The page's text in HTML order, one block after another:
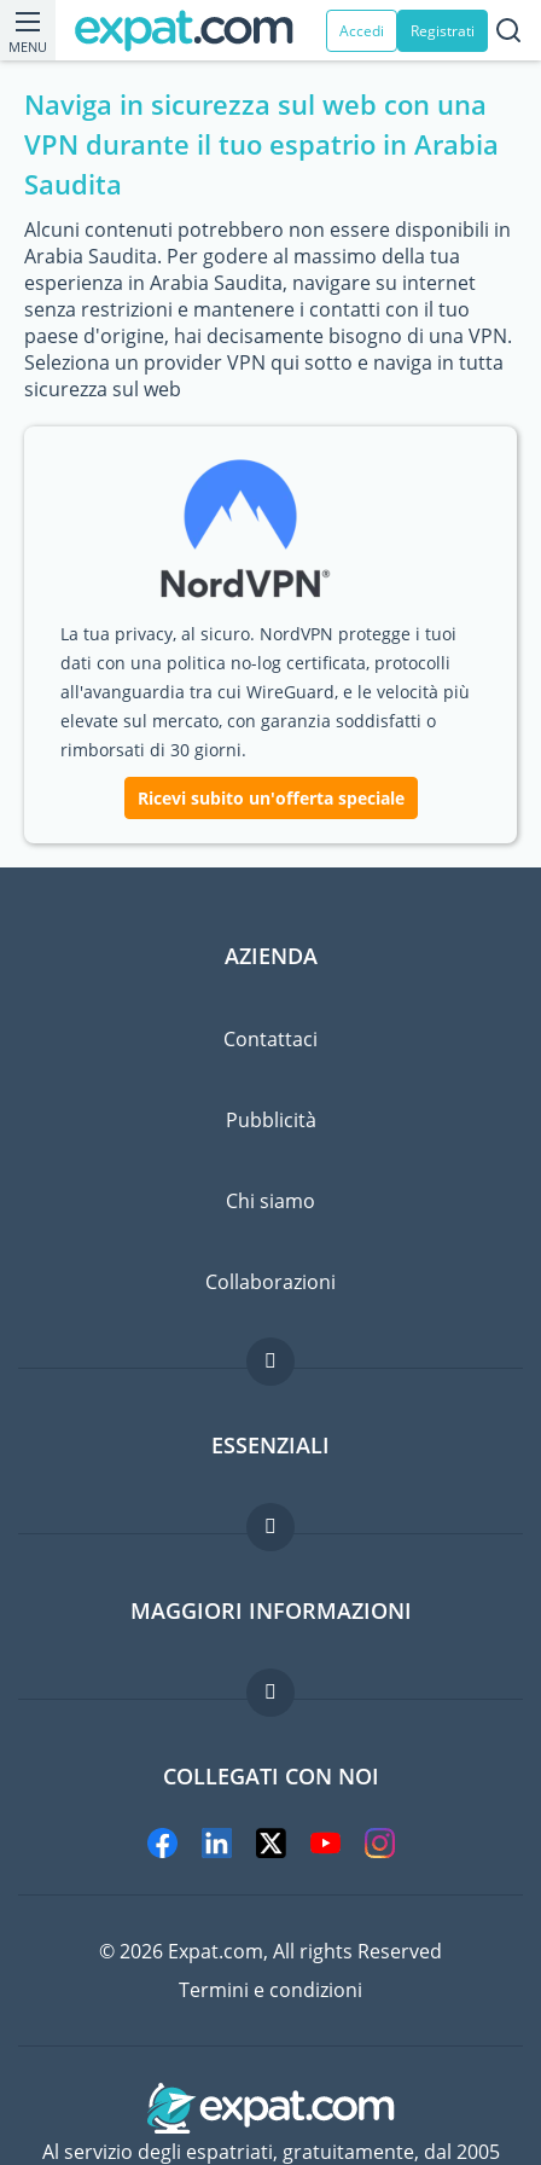
MENU
Accedi Registrati
Naviga in sicurezza sul web con una
VPN durante il tuo espatrio in Arabia
Saudita
Alcuni contenuti potrebbero non essere disponibili in
Arabia Saudita. Per godere al massimo della tua
esperienza in Arabia Saudita, navigare su internet
senza restrizioni e mantenere i contatti con il tuo
paese d'origine, hai decisamente bisogno di una VPN.
Seleziona un provider VPN qui sotto e naviga in tutta
sicurezza sul web
La tua privacy, al sicuro. NordVPN protegge i tuoi
dati con una politica no-log certificata, protocolli
all'avanguardia tra cui WireGuard, e le velocità più
elevate sul mercato, con garanzia soddisfatti o
rimborsati di 30 giorni.
Ricevi subito un'offerta speciale
AZIENDA
Contattaci
Pubblicità
Chi siamo
Collaborazioni
ESSENZIALI
Forum per expat
Guida per expat
Lavori all'estero
MAGGIORI INFORMAZIONI
Domande frequenti
COLLEGATI CON NOI
© 2026 Expat.com, All rights Reserved
Termini e condizioni
Al servizio degli espatriati, gratuitamente, dal 2005